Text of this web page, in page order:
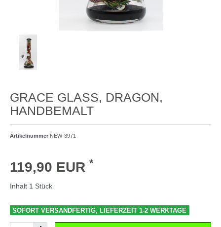
GRACE GLASS, DRAGON,
HANDBEMALT
Artikelnummer NEW-3971
119,90 EUR *
Inhalt 1 Stück
SOFORT VERSANDFERTIG, LIEFERZEIT 1-2 WERKTAGE